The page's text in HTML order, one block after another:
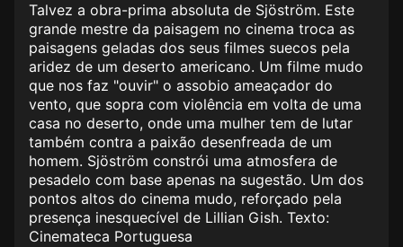
Talvez a obra-prima absoluta de Sjöström. Este
grande mestre da paisagem no cinema troca as
paisagens geladas dos seus filmes suecos pela
aridez de um deserto americano. Um filme mudo
que nos faz "ouvir" o assobio ameaçador do
vento, que sopra com violência em volta de uma
casa no deserto, onde uma mulher tem de lutar
também contra a paixão desenfreada de um
homem. Sjöström constrói uma atmosfera de
pesadelo com base apenas na sugestão. Um dos
pontos altos do cinema mudo, reforçado pela
presença inesquecível de Lillian Gish. Texto:
Cinemateca Portuguesa